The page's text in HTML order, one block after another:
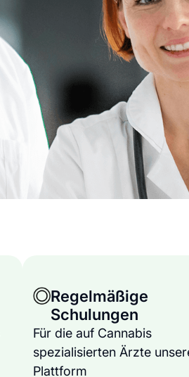
Regelmäßige
Schulungen
Für die auf Cannabis
spezialisierten Ärzte
Plattform